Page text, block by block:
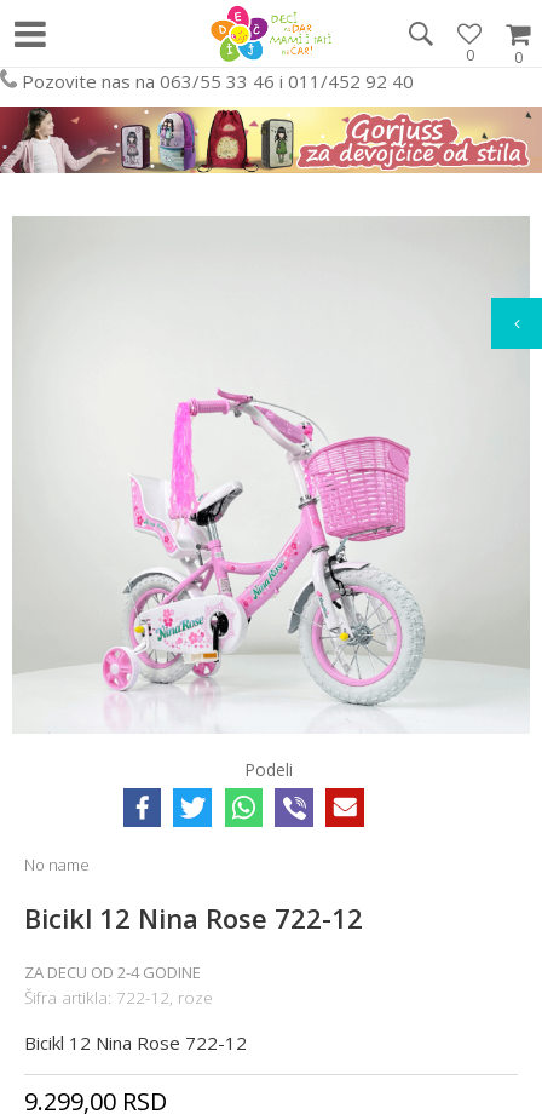
0
0
Pozovite nas na 063/55 33 46 i 011/452 92 40
Podeli
No name
Bicikl 12 Nina Rose 722-12
ZA DECU OD 2-4 GODINE
Šifra artikla: 722-12, roze
Bicikl 12 Nina Rose 722-12
9.299,00 RSD